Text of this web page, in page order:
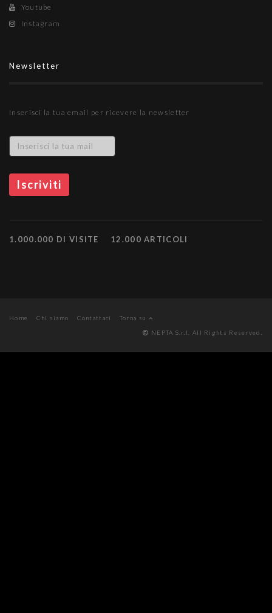
Youtube
Instagram
Newsletter
Inserisci la tua email per ricevere la newsletter
1.000.000 DI VISITE 12.000 ARTICOLI
Home Chi siamo Contattaci
Torna su
NEPTA S.r.l. All Rights Reserved.